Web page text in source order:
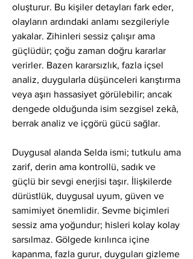
oluşturur. Bu kişiler detayları fark eder,
olayların ardındaki anlamı sezgileriyle
yakalar. Zihinleri sessiz çalışır ama
güçlüdür; çoğu zaman doğru kararlar
verirler. Bazen kararsızlık, fazla içsel
analiz, duygularla düşünceleri karıştırma
veya aşırı hassasiyet görülebilir; ancak
dengede olduğunda isim sezgisel zekâ,
berrak analiz ve içgörü gücü sağlar.
Duygusal alanda Selda ismi; tutkulu ama
zarif, derin ama kontrollü, sadık ve
güçlü bir sevgi enerjisi taşır. İlişkilerde
dürüstlük, duygusal uyum, güven ve
samimiyet önemlidir. Sevme biçimleri
sessiz ama yoğundur; hisleri kolay kolay
sarsılmaz. Gölgede kırılınca içine
kapanma, fazla gurur, duyguları gizleme